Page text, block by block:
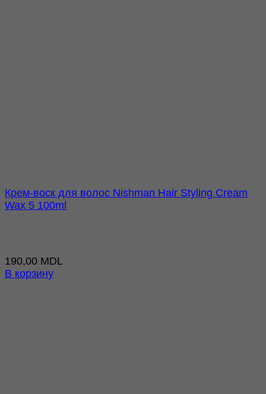
Крем-воск для волос Nishman Hair Styling Cream
Wax 5 100ml
190,00 MDL
В корзину